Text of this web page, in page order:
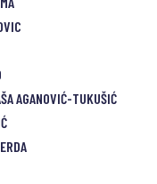
AGANOVIĆ-TUKUŠIĆ